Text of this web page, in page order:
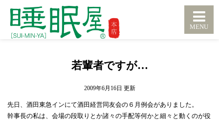
若輩者ですが…
2009年6月16日
先日、酒田東急インにて酒田経営同友会の６月例会がありました。
幹事長の私は、会場の段取りとか諸々の手配等何かと細々と動くのが役